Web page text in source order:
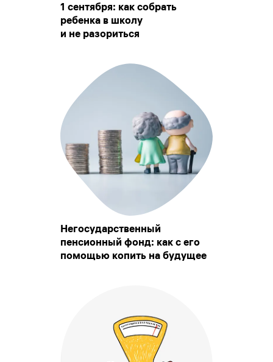
1 сентября: как собрать
ребенка в школу
и не разориться
Негосударственный
пенсионный фонд: как с его
помощью копить на будущее